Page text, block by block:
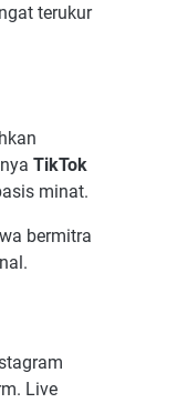
terukur
TikTok
minat.
bermitra
Live